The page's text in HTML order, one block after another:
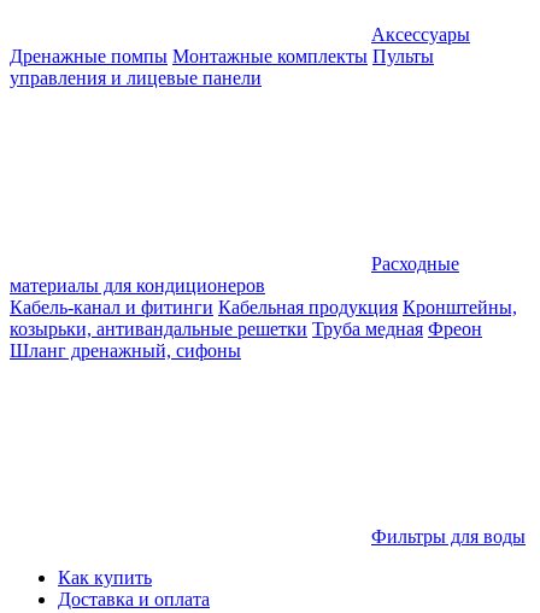
Аксессуары
Дренажные помпы Монтажные комплекты Пульты
управления и лицевые панели
Расходные
материалы для кондиционеров
Кабель-канал и фитинги Кабельная продукция Кронштейны,
козырьки, антивандальные решетки Труба медная Фреон
Шланг дренажный, сифоны
Фильтры для воды
Как купить
Доставка и оплата